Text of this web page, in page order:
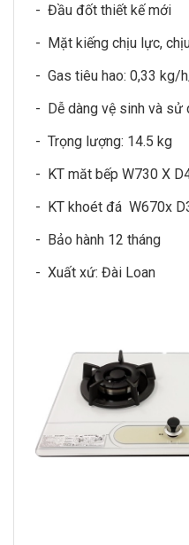
- Đầu đốt thiết kế mới
- Mặt kiếng chịu lực,
- Gas tiêu hao: 0,33 kg/
- Dễ dàng vệ sinh và sử
- Trọng lượng: 14.5 kg
- KT măt bếp W730 X
- KT khoét đá W670x
- Bảo hành 12 tháng
- Xuất xứ: Đài Loan